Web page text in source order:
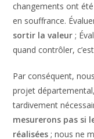
changements ont
en souffrance.
sortir la valeur ;
quand contrôler,
Par conséquent,
projet
tardivement
mesurerons pas si
réalisées; nous ne